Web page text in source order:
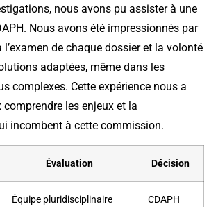
nous avons pu assister à une
Nous avons été impressionnés par
l’examen de chaque dossier et la volonté
adaptées, même dans les
complexes. Cette expérience nous a
les enjeux et la
incombent à cette commission.
Évaluation Décision
Équipe pluridisciplinaire CDAPH